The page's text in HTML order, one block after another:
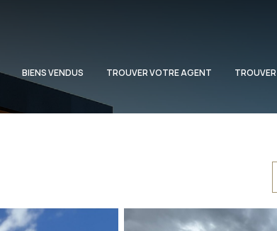
BIENS VENDUS TROUVER VOTRE AGENT